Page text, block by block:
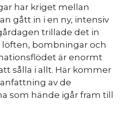
har kriget mellan
gått in i en ny, intensiv
trillade det in
bombningar och
är enormt
sålla i allt. Här kommer
av de
som hände igår fram till